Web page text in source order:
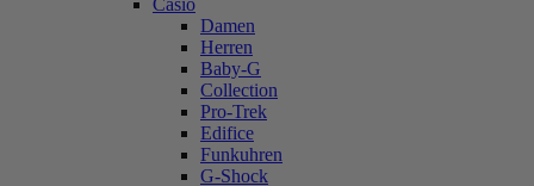
Casio
Damen
Herren
Baby-G
Collection
Pro-Trek
Edifice
Funkuhren
G-Shock